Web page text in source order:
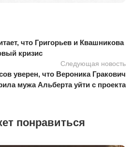
что Григорьев и Квашникова
кризис
Следующая новость
уверен, что Вероника Гракович
мужа Альберта уйти с проекта
понравиться